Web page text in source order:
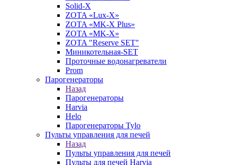
Solid-X
ZOTA «Lux-X»
ZOTA «MK-X Plus»
ZOTA «MK-X»
ZOTA "Reserve SET"
Миникотельная-SET
Проточные водонагреватели
Prom
Парогенераторы
Назад
Парогенераторы
Harvia
Helo
Парогенераторы Tylo
Пульты управления для печей
Назад
Пульты управления для печей
Пульты для печей Harvia